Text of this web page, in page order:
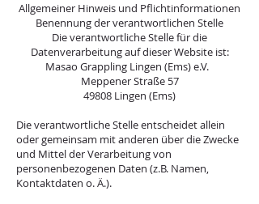
Allgemeiner Hinweis und Pflichtinformationen
Benennung der verantwortlichen Stelle
Die verantwortliche Stelle für die
Datenverarbeitung auf dieser Website ist:
Masao Grappling Lingen (Ems) e.V.
Meppener Straße 57
49808 Lingen (Ems)
Die verantwortliche Stelle entscheidet allein
oder gemeinsam mit anderen über die Zwecke
und Mittel der Verarbeitung von
personenbezogenen Daten (z.B. Namen,
Kontaktdaten o. Ä.).